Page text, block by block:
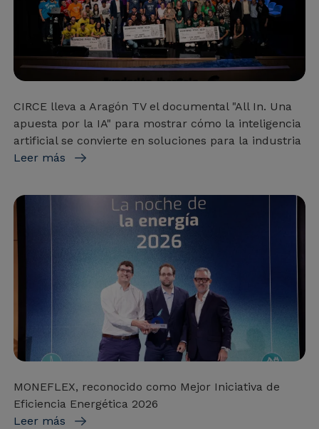
CIRCE lleva a Aragón TV el documental "All In. Una
apuesta por la IA" para mostrar cómo la inteligencia
artificial se convierte en soluciones para la industria
Leer más
MONEFLEX, reconocido como Mejor Iniciativa de
Eficiencia Energética 2026
Leer más